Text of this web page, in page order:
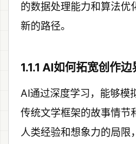
的数据处理能力和算法优
新的路径。
1.1.1 AI如何拓宽创作边
AI通过深度学习，能够模
传统文学框架的故事情节
人类经验和想象力的局限